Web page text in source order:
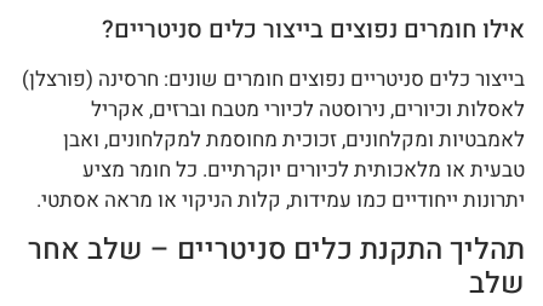
אילו חומרים נפוצים בייצור כלים סניטריים?
בייצור כלים סניטריים נפוצים חומרים שונים: חרסינה (פורצלן)
לאסלות וכיורים, נירוסטה לכיורי מטבח וברזים, אקריל
לאמבטיות ומקלחונים, זכוכית מחוסמת למקלחונים, ואבן
טבעית או מלאכותית לכיורים יוקרתיים. כל חומר מציע
יתרונות ייחודיים כמו עמידות, קלות הניקוי או מראה אסתטי.
תהליך התקנת כלים סניטריים – שלב אחר
שלב